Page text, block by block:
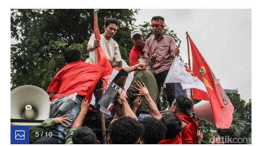
5 / 10